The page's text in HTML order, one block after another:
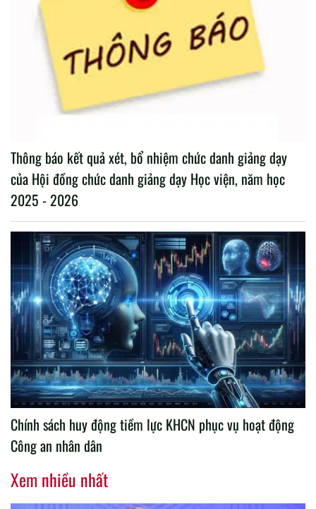
Thông báo kết quả xét, bổ nhiệm chức danh giảng dạy
của Hội đồng chức danh giảng dạy Học viện, năm học
2025 - 2026
Chính sách huy động tiềm lực KHCN phục vụ hoạt động
Công an nhân dân
Xem nhiều nhất